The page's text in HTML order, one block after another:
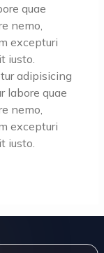
quae
nemo,
excepturi
iusto.
adipisicing
labore quae
nemo,
excepturi
iusto.